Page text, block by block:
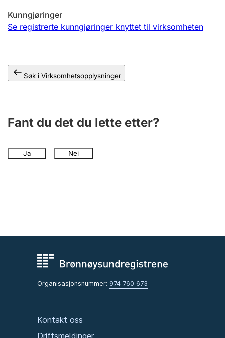
Offentlig sektor
Andre tema
Kunngjøringer
Se registrerte kunngjøringer knyttet til virksomheten
Søk i Virksomhetsopplysninger
Fant du det du lette etter?
Ja Nei
Organisasjonsnummer: 974 760 673
Kontakt oss